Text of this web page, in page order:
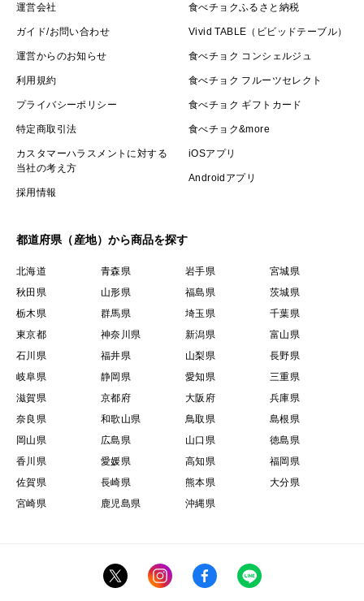
運営会社
ガイド/お問い合わせ
運営からのお知らせ
利用規約
プライバシーポリシー
特定商取引法
カスタマーハラスメントに対する
当社の考え方
採用情報
食べチョクふるさと納税
Vivid TABLE（ビビッドテーブル）
食べチョク コンシェルジュ
食べチョク フルーツセレクト
食べチョク ギフトカード
食べチョク&more
iOSアプリ
Androidアプリ
都道府県（産地）から商品を探す
北海道 青森県 岩手県
宮城県
秋田県
山形県 福島県
茨城県
栃木県
群馬県 埼玉県
千葉県
東京都
神奈川県 新潟県
富山県
石川県
福井県 山梨県
長野県
岐阜県
静岡県 愛知県
三重県
滋賀県
京都府 大阪府
兵庫県
奈良県
和歌山県 鳥取県
島根県
岡山県
広島県 山口県
徳島県
香川県
愛媛県 高知県
福岡県
佐賀県
長崎県 熊本県
大分県
宮崎県
鹿児島県 沖縄県